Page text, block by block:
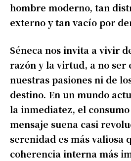
hombre moderno, tan
externo y tan vacío por
Séneca nos invita a vivir
razón y la virtud, a no ser
nuestras pasiones ni de
destino. En un mundo
la inmediatez, el
mensaje suena casi
serenidad es más valiosa
coherencia interna más